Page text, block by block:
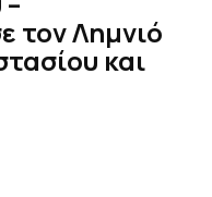
τον Λημνιό
και